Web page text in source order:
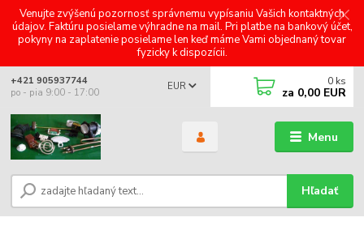
Venujte zvýšenú pozornosť správnemu vypísaniu Vašich kontaktných
údajov. Faktúru posielame výhradne na mail. Pri platbe na bankový účet,
pokyny na zaplatenie posielame len keď máme Vami objednaný tovar
fyzicky k dispozícii.
Menu
EUR
Hľadať
+421 905937744
po - pia 9:00 - 17:00
0 ks
za 0,00 EUR